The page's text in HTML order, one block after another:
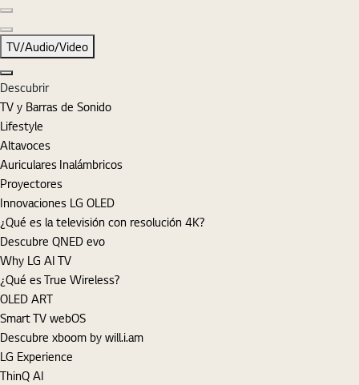
Diapositiva siguiente
TV/Audio/Video
Cerrar
Descubrir
TV y Barras de Sonido
Lifestyle
Altavoces
Auriculares Inalámbricos
Proyectores
Innovaciones LG OLED
¿Qué es la televisión con resolución 4K?
Descubre QNED evo
Why LG AI TV
¿Qué es True Wireless?
OLED ART
Smart TV webOS
Descubre xboom by will.i.am
LG Experience
ThinQ AI